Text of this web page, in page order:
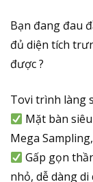
Bạn đang đau
đủ diện tích
được ?
Tovi trình làng
Mặt bàn
Mega
Gấp gọn
nhỏ, dễ dàng